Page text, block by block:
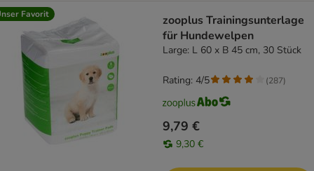
Favorit
zooplus Trainingsunterlage
für Hundewelpen
Large: L 60 x B 45 cm, 30 Stück
9,79 €
9,30 €
Rating: 4/5 (287)